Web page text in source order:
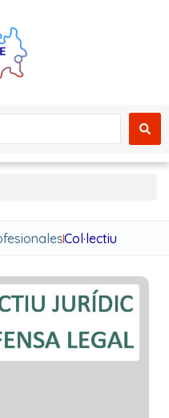
Col·lectiu